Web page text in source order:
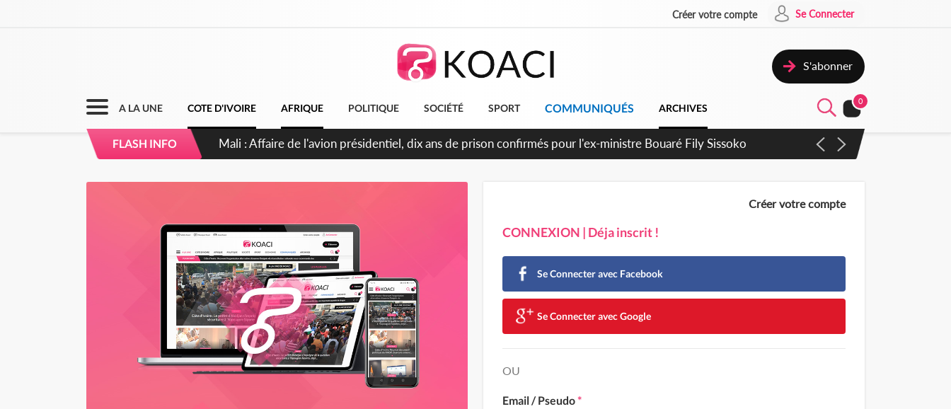
Créer votre compte Se Connecter
S'abonner
A LA UNE COTE D'IVOIRE AFRIQUE POLITIQUE SOCIÉTÉ SPORT COMMUNIQUÉS ARCHIVES
0
FLASH INFO Nigeria : Le Togo et le Cameroun principaux acheteurs des produits de la raffinerie Dangote en juillet
Créer votre compte
CONNEXION | Déja inscrit !
Se Connecter avec Facebook
Se Connecter avec Google
OU
Email / Pseudo*